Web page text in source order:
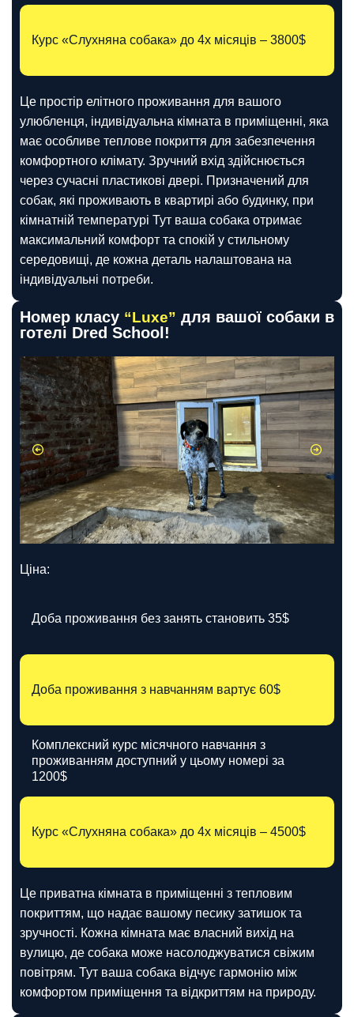
Курс «Слухняна собака» до 4х місяців – 3800$
Це простір елітного проживання для вашого
улюбленця, індивідуальна кімната в приміщенні, яка
має особливе теплове покриття для забезпечення
комфортного клімату. Зручний вхід здійснюється
через сучасні пластикові двері. Призначений для
собак, які проживають в квартирі або будинку, при
кімнатній температурі Тут ваша собака отримає
максимальний комфорт та спокій у стильному
середовищі, де кожна деталь налаштована на
індивідуальні потреби.
Номер класу “Luxe” для вашої собаки в
готелі Dred School!
Ціна:
Доба проживання без занять становить 35$
Доба проживання з навчанням вартує 60$
Комплексний курс місячного навчання з
проживанням доступний у цьому номері за
1200$
Курс «Слухняна собака» до 4х місяців – 4500$
Це приватна кімната в приміщенні з тепловим
покриттям, що надає вашому песику затишок та
зручності. Кожна кімната має власний вихід на
вулицю, де собака може насолоджуватися свіжим
повітрям. Тут ваша собака відчує гармонію між
комфортом приміщення та відкриттям на природу.